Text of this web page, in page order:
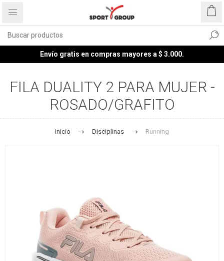
Envío gratis en compras mayores a $ 3.000.
FILA DUALITY 2 PARA MUJER -
ROSADO/GRAFITO
Inicio Disciplinas Running